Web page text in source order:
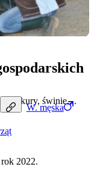
W. męska
kury, świnie,...
2022.